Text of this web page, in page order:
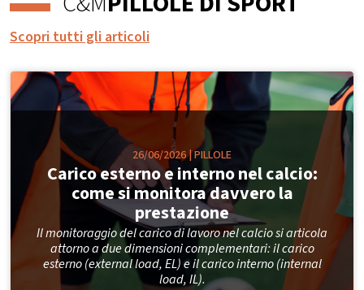
Scopri tutti gli articoli
26/06/2026|PILLOLE
Carico esterno e interno nel calcio:
come si monitora davvero la
prestazione
Il monitoraggio del carico di lavoro nel calcio si articola
attorno a due dimensioni complementari: il carico
esterno (external load, EL) e il carico interno (internal
load, IL).